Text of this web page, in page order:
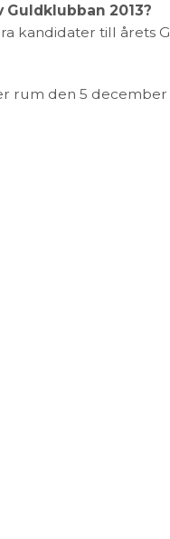
2013?
kandidater till årets
rum den 5 december